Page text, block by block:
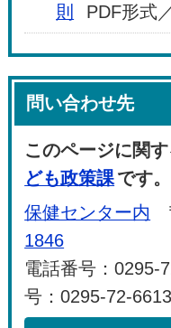
則
PDF形式
問い合わせ先
このページに関
ども政策課です。
保健センター内
1846
電話番号：
号：0295-72-6613